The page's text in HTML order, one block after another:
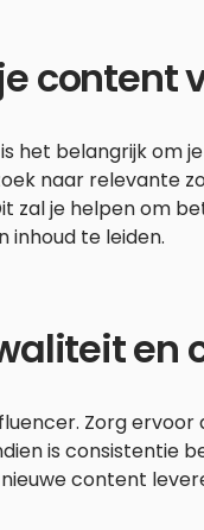
content
het belangrijk om
naar relevante
zal je helpen om
inhoud te leiden.
en
Zorg
is consistentie
content